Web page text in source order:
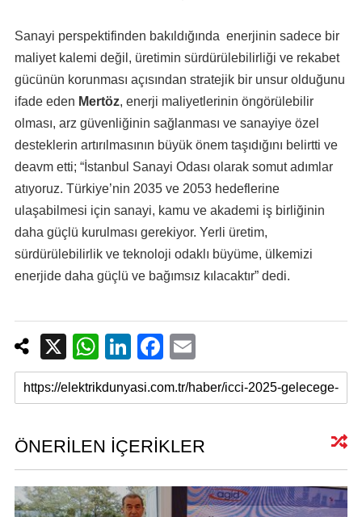
Sanayi perspektifinden bakıldığında enerjinin sadece bir
maliyet kalemi değil, üretimin sürdürülebilirliği ve rekabet
gücünün korunması açısından stratejik bir unsur olduğunu
ifade eden Mertöz, enerji maliyetlerinin öngörülebilir
olması, arz güvenliğinin sağlanması ve sanayiye özel
desteklerin artırılmasının büyük önem taşıdığını belirtti ve
deavm etti; “İstanbul Sanayi Odası olarak somut adımlar
atıyoruz. Türkiye’nin 2035 ve 2053 hedeflerine
ulaşabilmesi için sanayi, kamu ve akademi iş birliğinin
daha güçlü kurulması gerekiyor. Yerli üretim,
sürdürülebilirlik ve teknoloji odaklı büyüme, ülkemizi
enerjide daha güçlü ve bağımsız kılacaktır” dedi.
X
W
h
at
A
p
p
Li
n
k
dI
n
F
a
c
b
o
m
ail
ÖNERİLEN İÇERİKLER